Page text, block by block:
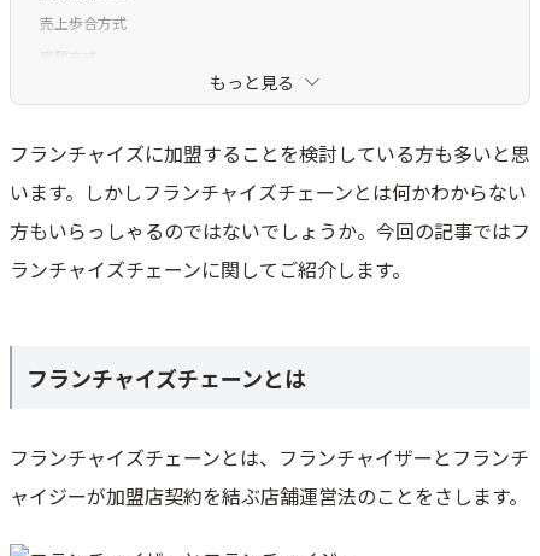
売上歩合方式
定額方式
スピード感を持った出店拡大
コスト削減が可能
加盟店に店舗運営を任せられる
フランチャイザーを選ぶ時の3つの留意点
フランチャイジーへの支援
向いている人の特徴
向いていない人の特徴
もっと見る
フランチャイズに加盟することを検討している方も多いと思
います。しかしフランチャイズチェーンとは何かわからない
方もいらっしゃるのではないでしょうか。今回の記事ではフ
ランチャイズチェーンに関してご紹介します。
フランチャイズチェーンとは
フランチャイズチェーンとは、フランチャイザーとフランチ
ャイジーが加盟店契約を結ぶ店舗運営法のことをさします。